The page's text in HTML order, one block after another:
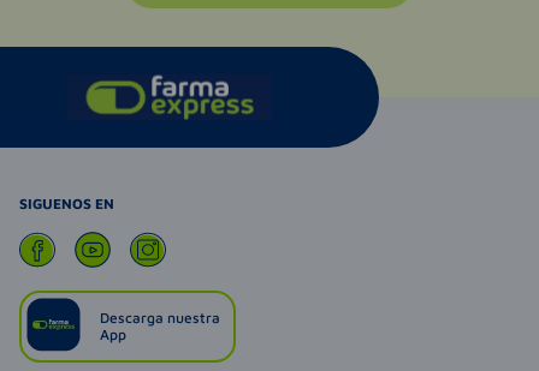
SIGUENOS EN
Descarga nuestra
App